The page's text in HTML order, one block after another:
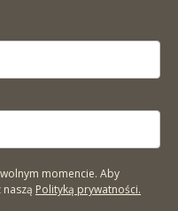
momencie. Aby
Polityką prywatności.